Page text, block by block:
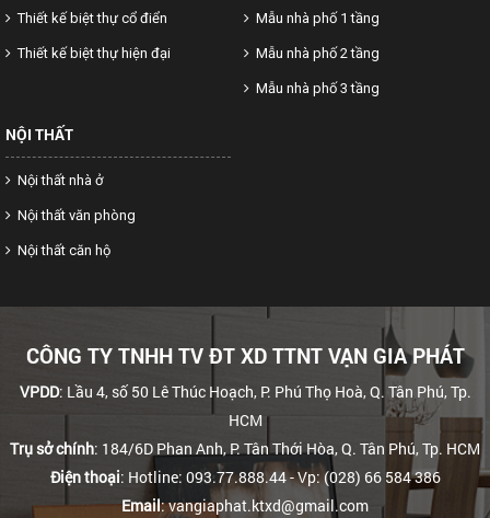
Thiết kế biệt thự cổ điển
Thiết kế biệt thự hiện đại
Mẫu nhà phố 1 tầng
Mẫu nhà phố 2 tầng
Mẫu nhà phố 3 tầng
NỘI THẤT
Nội thất nhà ở
Nội thất văn phòng
Nội thất căn hộ
CÔNG TY TNHH TV ĐT XD TTNT VẠN GIA PHÁT
VPDD: Lầu 4, số 50 Lê Thúc Hoạch, P. Phú Thọ Hoà, Q. Tân Phú, Tp.
HCM
Trụ sở chính: 184/6D Phan Anh, P. Tân Thới Hòa, Q. Tân Phú, Tp. HCM
Điện thoại: Hotline: 093.77.888.44- Vp: (028) 66 584 386
Email: vangiaphat.ktxd@gmail.com